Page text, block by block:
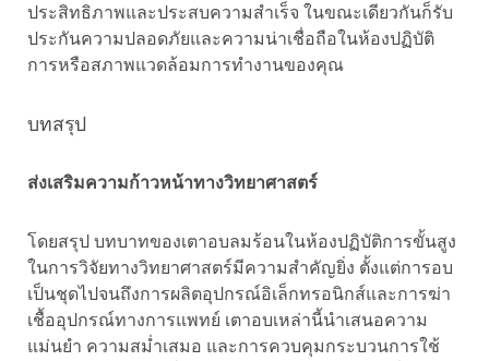
ประสิทธิภาพและประสบความสำเร็จ ในขณะเดียวกันก็รับ
ประกันความปลอดภัยและความน่าเชื่อถือในห้องปฏิบัติ
การหรือสภาพแวดล้อมการทำงานของคุณ
บทสรุป
ส่งเสริมความก้าวหน้าทางวิทยาศาสตร์
โดยสรุป บทบาทของเตาอบลมร้อนในห้องปฏิบัติการขั้นสูง
ในการวิจัยทางวิทยาศาสตร์มีความสำคัญยิ่ง ตั้งแต่การอบ
เป็นชุดไปจนถึงการผลิตอุปกรณ์อิเล็กทรอนิกส์และการฆ่า
เชื้ออุปกรณ์ทางการแพทย์ เตาอบเหล่านี้นำเสนอความ
แม่นยำ ความสม่ำเสมอ และการควบคุมกระบวนการใช้